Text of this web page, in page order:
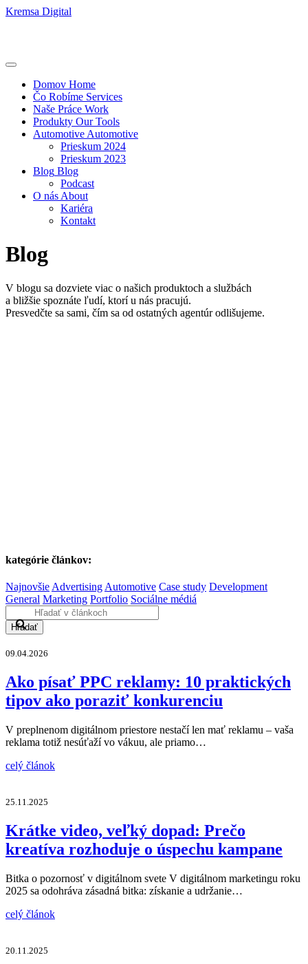
Kremsa Digital
Domov Home
Čo Robíme Services
Naše Práce Work
Produkty Our Tools
Automotive Automotive
Prieskum 2024
Prieskum 2023
Blog Blog
Podcast
O nás About
Kariéra
Kontakt
Blog
V blogu sa dozviete viac o našich produktoch a službách
a bližšie spoznáte ľudí, ktorí u nás pracujú.
Presvedčte sa sami, čím sa od ostatných agentúr odlišujeme.
kategórie článkov:
Najnovšie Advertising Automotive Case study Development
General Marketing Portfolio Sociálne médiá
Hľadať
09.04.2026
Ako písať PPC reklamy: 10 praktických
tipov ako poraziť konkurenciu
V preplnenom digitálnom priestore nestačí len mať reklamu – vaša
reklama totiž nesúťaží vo vákuu, ale priamo…
celý článok
25.11.2025
Krátke video, veľký dopad: Prečo
kreatíva rozhoduje o úspechu kampane
Bitka o pozornosť v digitálnom svete V digitálnom marketingu roku
2025 sa odohráva zásadná bitka: získanie a udržanie…
celý článok
20.11.2025